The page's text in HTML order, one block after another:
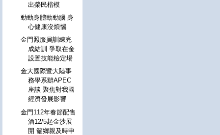
出榮民楷模
動動身體動動腦 身
心健康沒煩惱
金門照服員訓練完
成結訓 爭取在金
設置技能檢定場
金大國際暨大陸事
務學系辦APEC
座談 聚焦對我國
經濟發展影響
金門112年春節配售
酒12/5起金沙展
開 籲鄉親及時申